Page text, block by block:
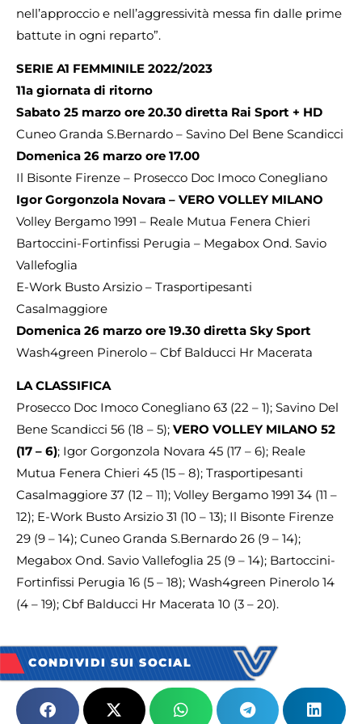
nell’approccio e nell’aggressività messa fin dalle prime
battute in ogni reparto”.
SERIE A1 FEMMINILE 2022/2023
11a giornata di ritorno
Sabato 25 marzo ore 20.30 diretta Rai Sport + HD
Cuneo Granda S.Bernardo – Savino Del Bene Scandicci
Domenica 26 marzo ore 17.00
Il Bisonte Firenze – Prosecco Doc Imoco Conegliano
Igor Gorgonzola Novara – VERO VOLLEY MILANO
Volley Bergamo 1991 – Reale Mutua Fenera Chieri
Bartoccini-Fortinfissi Perugia – Megabox Ond. Savio
Vallefoglia
E-Work Busto Arsizio – Trasportipesanti
Casalmaggiore
Domenica 26 marzo ore 19.30 diretta Sky Sport
Wash4green Pinerolo – Cbf Balducci Hr Macerata
LA CLASSIFICA
Prosecco Doc Imoco Conegliano 63 (22 – 1); Savino Del
Bene Scandicci 56 (18 – 5); VERO VOLLEY MILANO 52
(17 – 6); Igor Gorgonzola Novara 45 (17 – 6); Reale
Mutua Fenera Chieri 45 (15 – 8); Trasportipesanti
Casalmaggiore 37 (12 – 11); Volley Bergamo 1991 34 (11 –
12); E-Work Busto Arsizio 31 (10 – 13); Il Bisonte Firenze
29 (9 – 14); Cuneo Granda S.Bernardo 26 (9 – 14);
Megabox Ond. Savio Vallefoglia 25 (9 – 14); Bartoccini-
Fortinfissi Perugia 16 (5 – 18); Wash4green Pinerolo 14
(4 – 19); Cbf Balducci Hr Macerata 10 (3 – 20).
CONDIVIDI SUI SOCIAL